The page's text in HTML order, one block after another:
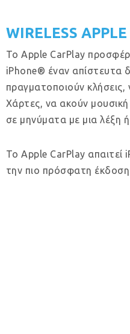
WIRELESS
Το Apple CarPlay
iPhone® έναν απίστευτα
πραγματοποιούν
Χάρτες, να ακούν
σε μηνύματα με μια λέξη
Το Apple CarPlay απαιτεί
την πιο πρόσφατη